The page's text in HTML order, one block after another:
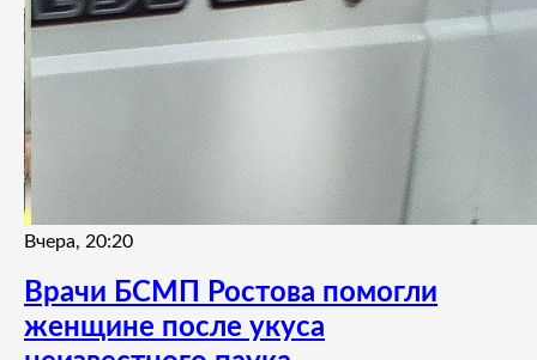
Вчера, 20:20
Врачи БСМП Ростова помогли
женщине после укуса